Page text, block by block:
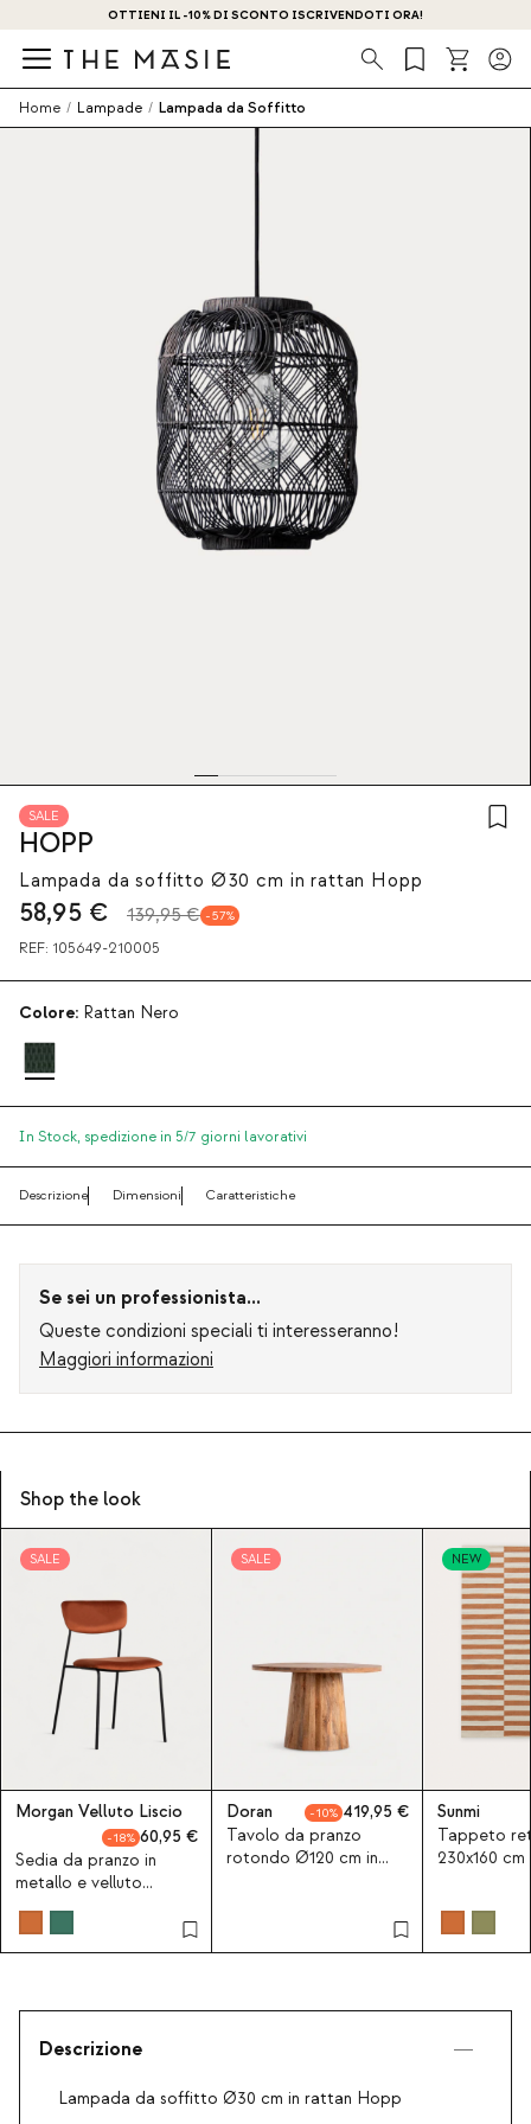
OTTIENI IL -10% DI SCONTO ISCRIVENDOTI ORA!
Ricerca
Home / Lampade / Lampada da Soffitto
SALE
HOPP
Lampada da soffitto Ø30 cm in rattan Hopp
58,95 € 139,95 € 57
REF: 105649-210005
Colore: Rattan Nero
In Stock, spedizione in 5/7 giorni lavorativi
Descrizione Dimensioni Caratteristiche
Se sei un professionista...
Queste condizioni speciali ti interesseranno!
Maggiori informazioni
Shop the look
SALE
Morgan Velluto Liscio
18
60,95
Sedia da pranzo in
metallo e velluto
Morgan
SALE
Doran 10
419,95
Tavolo da pranzo
rotondo Ø120 cm in
NEW
Sunmi
Tappeto
230x160 cm
Descrizione
Lampada da soffitto Ø30 cm in rattan Hopp